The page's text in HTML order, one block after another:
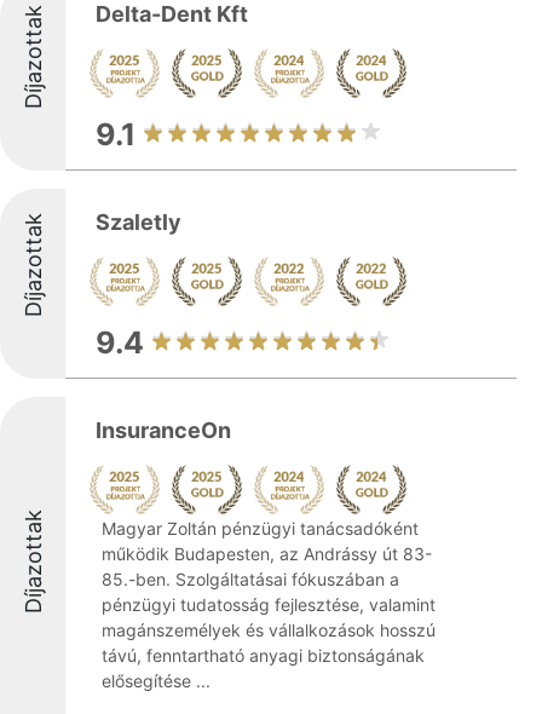
Díjazottak Delta-Dent Kft
9.1
Díjazottak Szaletly
9.4
Díjazottak
InsuranceOn
Magyar Zoltán pénzügyi tanácsadóként
működik Budapesten, az Andrássy út 83-
85.-ben. Szolgáltatásai fókuszában a
pénzügyi tudatosság fejlesztése, valamint
magánszemélyek és vállalkozások hosszú
távú, fenntartható anyagi biztonságának
elősegítése ...